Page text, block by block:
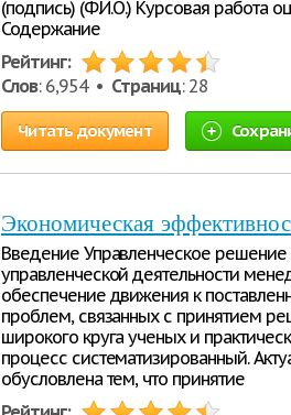
(подпись) (Ф.И.О.) Курсовая работа
Содержание
Рейтинг:
Слов: 6,954 • Страниц: 28
Читать документ
Экономическая
Введение Управленческое решение
управленческой деятельности
обеспечение движения к
проблем, связанных с принятием
широкого круга ученых и
процесс систематизированный.
обусловлена тем, что принятие